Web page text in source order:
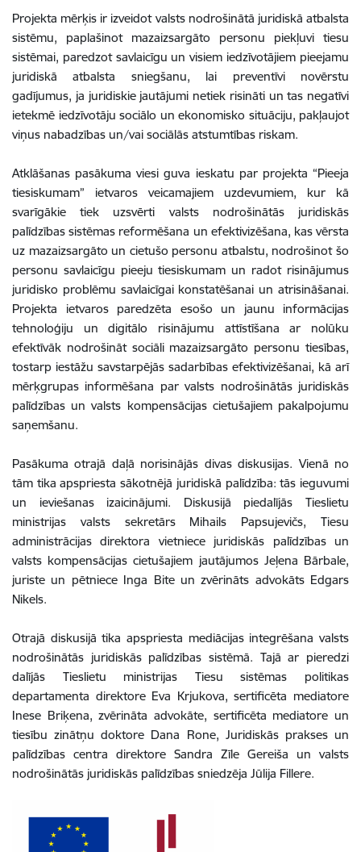
Projekta mērķis ir izveidot valsts nodrošinātā juridiskā atbalsta
sistēmu, paplašinot mazaizsargāto personu piekļuvi tiesu
sistēmai, paredzot savlaicīgu un visiem iedzīvotājiem pieejamu
juridiskā atbalsta sniegšanu, lai preventīvi novērstu
gadījumus, ja juridiskie jautājumi netiek risināti un tas negatīvi
ietekmē iedzīvotāju sociālo un ekonomisko situāciju, pakļaujot
viņus nabadzības un/vai sociālās atstumtības riskam.
Atklāšanas pasākuma viesi guva ieskatu par projekta “Pieeja
tiesiskumam” ietvaros veicamajiem uzdevumiem, kur kā
svarīgākie tiek uzsvērti valsts nodrošinātās juridiskās
palīdzības sistēmas reformēšana un efektivizēšana, kas vērsta
uz mazaizsargāto un cietušo personu atbalstu, nodrošinot šo
personu savlaicīgu pieeju tiesiskumam un radot risinājumus
juridisko problēmu savlaicīgai konstatēšanai un atrisināšanai.
Projekta ietvaros paredzēta esošo un jaunu informācijas
tehnoloģiju un digitālo risinājumu attīstīšana ar nolūku
efektīvāk nodrošināt sociāli mazaizsargāto personu tiesības,
tostarp iestāžu savstarpējās sadarbības efektivizēšanai, kā arī
mērķgrupas informēšana par valsts nodrošinātās juridiskās
palīdzības un valsts kompensācijas cietušajiem pakalpojumu
saņemšanu.
Pasākuma otrajā daļā norisinājās divas diskusijas. Vienā no
tām tika apspriesta sākotnējā juridiskā palīdzība: tās ieguvumi
un ieviešanas izaicinājumi. Diskusijā piedalījās Tieslietu
ministrijas valsts sekretārs Mihails Papsujevičs, Tiesu
administrācijas direktora vietniece juridiskās palīdzības un
valsts kompensācijas cietušajiem jautājumos Jeļena Bārbale,
juriste un pētniece Inga Bite un zvērināts advokāts Edgars
Nikels.
Otrajā diskusijā tika apspriesta mediācijas integrēšana valsts
nodrošinātās juridiskās palīdzības sistēmā. Tajā ar pieredzi
dalījās Tieslietu ministrijas Tiesu sistēmas politikas
departamenta direktore Eva Krjukova, sertificēta mediatore
Inese Briķena, zvērināta advokāte, sertificēta mediatore un
tiesību zinātņu doktore Dana Rone, Juridiskās prakses un
palīdzības centra direktore Sandra Zīle Gereiša un valsts
nodrošinātās juridiskās palīdzības sniedzēja Jūlija Fillere.